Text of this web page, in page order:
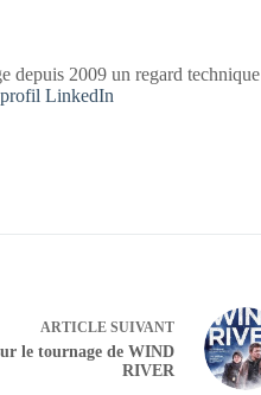
depuis 2009 un regard technique
LinkedIn
ARTICLESUIVANT
le tournage de WIND
RIVER